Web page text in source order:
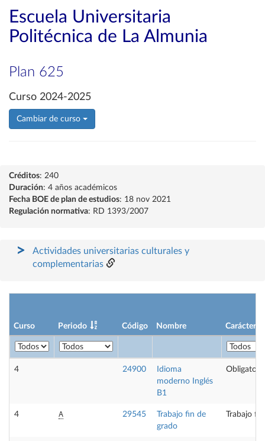
Escuela Universitaria
Politécnica de La Almunia
Plan 625
Curso 2024-2025
Cambiar de curso
Créditos: 240
Duración: 4 años académicos
Fecha BOE de plan de estudios: 18 nov 2021
Regulación normativa: RD 1393/2007
Actividades universitarias culturales y
complementarias
Curso Periodo Código Nombre Carácter
4 24900
Idioma
moderno Inglés
B1
Obligatoria
4 A 29545
Trabajo fin de
grado
Trabajo